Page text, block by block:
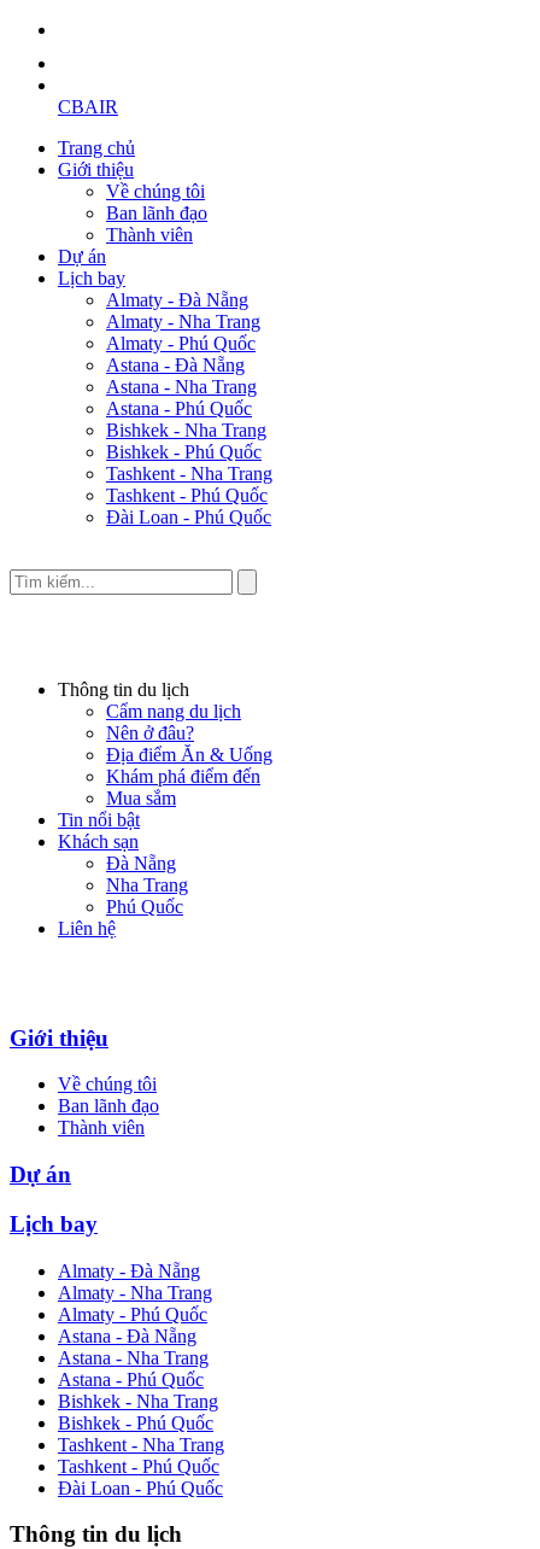
CBAIR
Trang chủ
Giới thiệu
Về chúng tôi
Ban lãnh đạo
Thành viên
Dự án
Lịch bay
Almaty - Đà Nẵng
Almaty - Nha Trang
Almaty - Phú Quốc
Astana - Đà Nẵng
Astana - Nha Trang
Astana - Phú Quốc
Bishkek - Nha Trang
Bishkek - Phú Quốc
Tashkent - Nha Trang
Tashkent - Phú Quốc
Đài Loan - Phú Quốc
Thông tin du lịch
Cẩm nang du lịch
Nên ở đâu?
Địa điểm Ăn & Uống
Khám phá điểm đến
Mua sắm
Tin nổi bật
Khách sạn
Đà Nẵng
Nha Trang
Phú Quốc
Liên hệ
Giới thiệu
Về chúng tôi
Ban lãnh đạo
Thành viên
Dự án
Lịch bay
Almaty - Đà Nẵng
Almaty - Nha Trang
Almaty - Phú Quốc
Astana - Đà Nẵng
Astana - Nha Trang
Astana - Phú Quốc
Bishkek - Nha Trang
Bishkek - Phú Quốc
Tashkent - Nha Trang
Tashkent - Phú Quốc
Đài Loan - Phú Quốc
Thông tin du lịch